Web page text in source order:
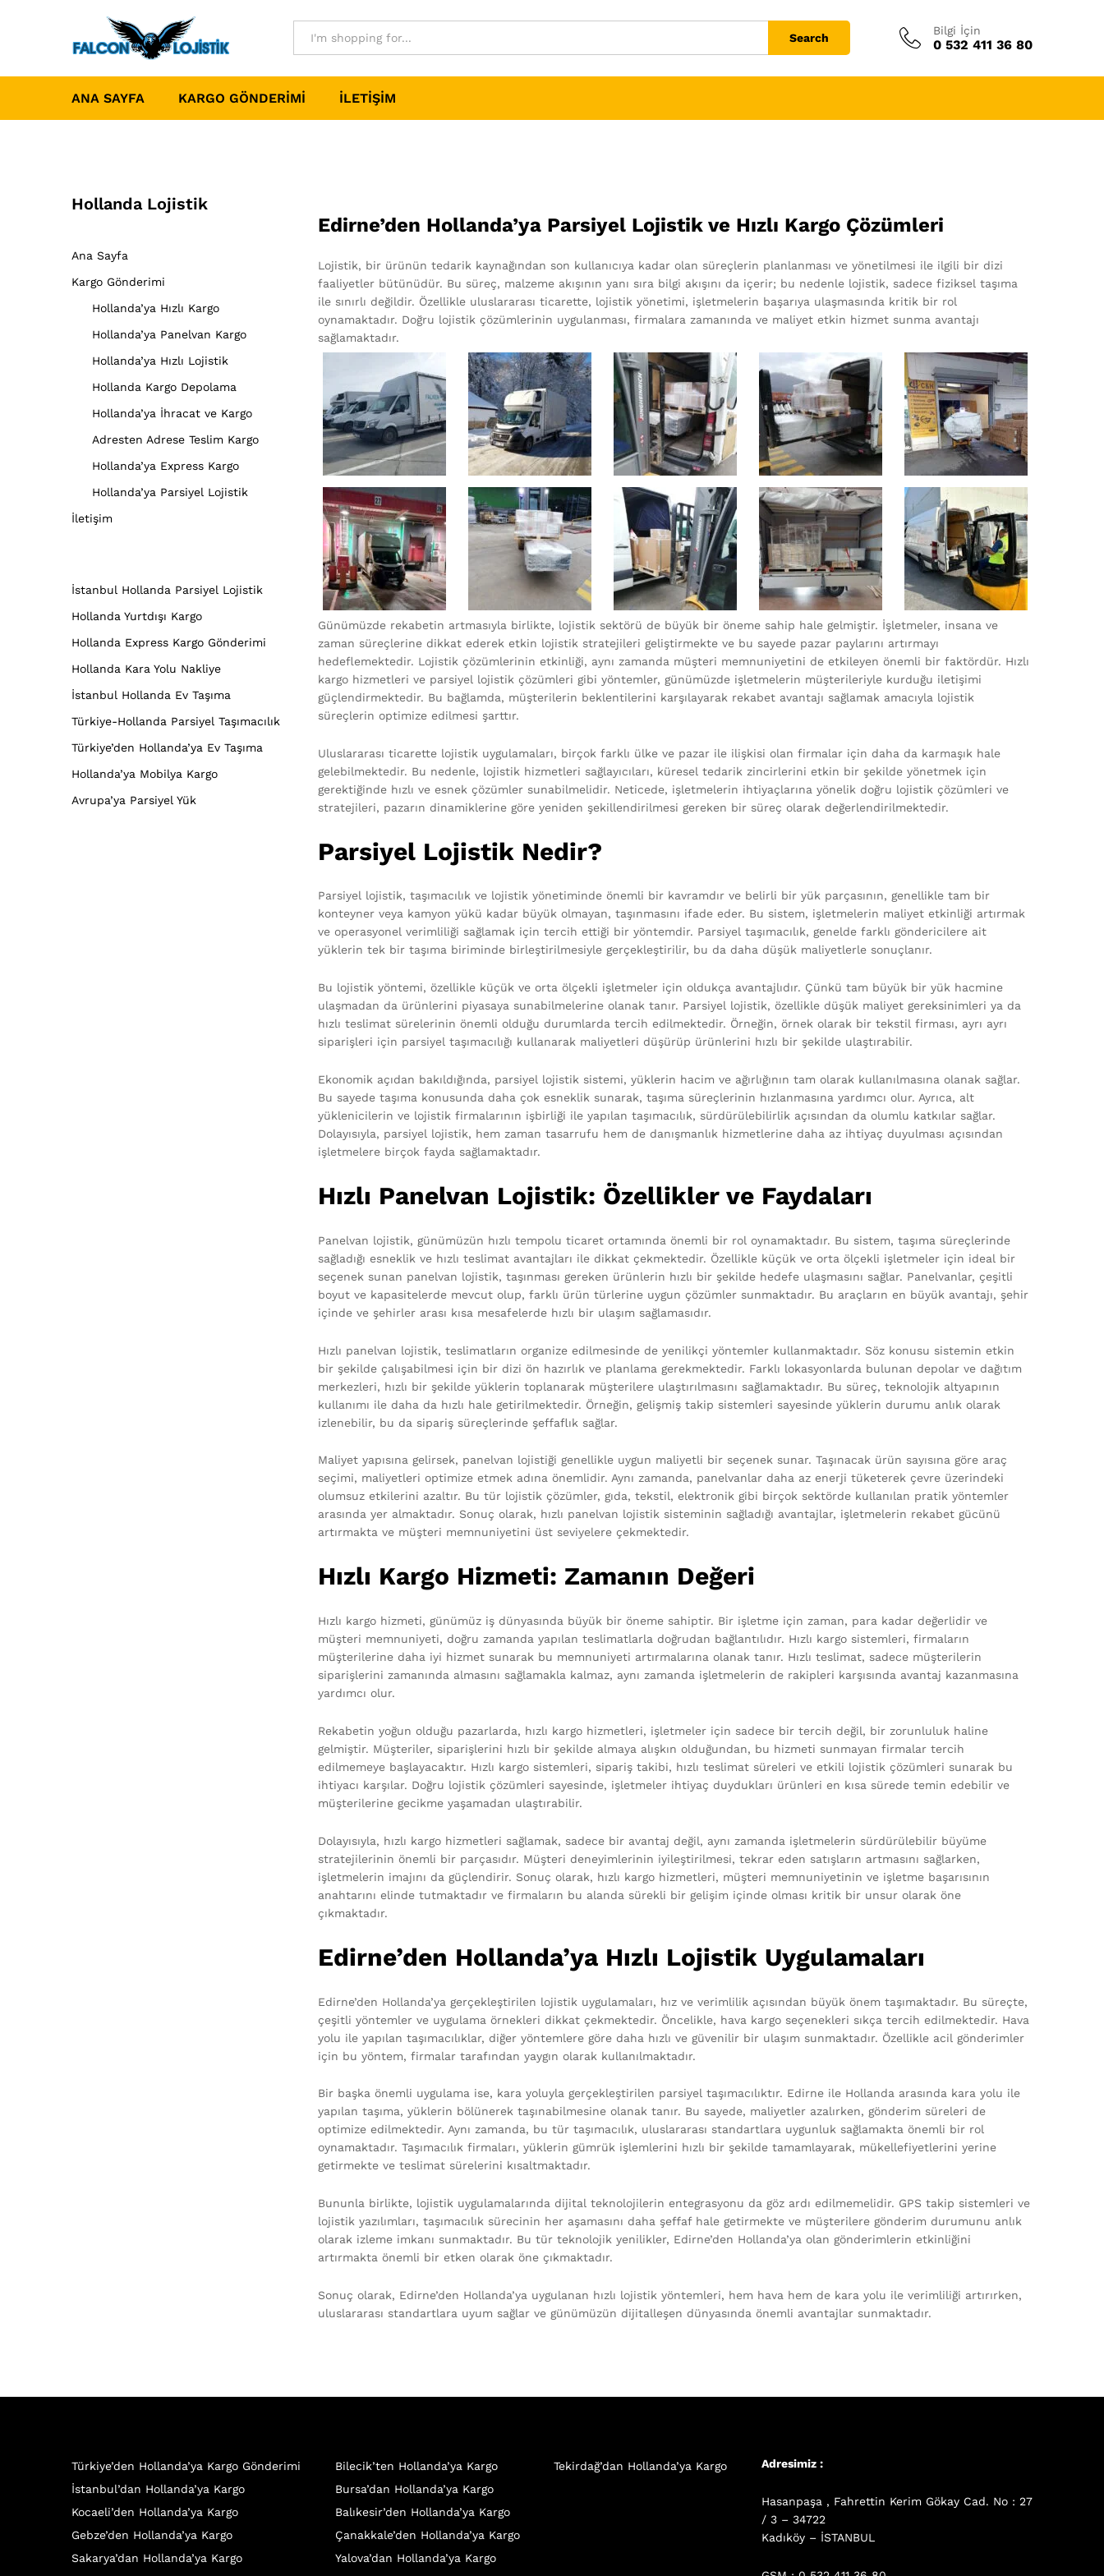
Search
Bilgi İçin
0 532 411 36 80
ANA SAYFA KARGO GÖNDERIMI İLETIŞIM
Edirne’den Hollanda’ya Parsiyel Lojistik ve Hızlı Kargo Çözümleri
Lojistik, bir ürünün tedarik kaynağından son kullanıcıya kadar olan süreçlerin planlanması ve yönetilmesi ile ilgili bir dizi
faaliyetler bütünüdür. Bu süreç, malzeme akışının yanı sıra bilgi akışını da içerir; bu nedenle lojistik, sadece fiziksel taşıma
ile sınırlı değildir. Özellikle uluslararası ticarette, lojistik yönetimi, işletmelerin başarıya ulaşmasında kritik bir rol
oynamaktadır. Doğru lojistik çözümlerinin uygulanması, firmalara zamanında ve maliyet etkin hizmet sunma avantajı
sağlamaktadır.
Günümüzde rekabetin artmasıyla birlikte, lojistik sektörü de büyük bir öneme sahip hale gelmiştir. İşletmeler, insana ve
zaman süreçlerine dikkat ederek etkin lojistik stratejileri geliştirmekte ve bu sayede pazar paylarını artırmayı
hedeflemektedir. Lojistik çözümlerinin etkinliği, aynı zamanda müşteri memnuniyetini de etkileyen önemli bir faktördür. Hızlı
kargo hizmetleri ve parsiyel lojistik çözümleri gibi yöntemler, günümüzde işletmelerin müşterileriyle kurduğu iletişimi
güçlendirmektedir. Bu bağlamda, müşterilerin beklentilerini karşılayarak rekabet avantajı sağlamak amacıyla lojistik
süreçlerin optimize edilmesi şarttır.
Uluslararası ticarette lojistik uygulamaları, birçok farklı ülke ve pazar ile ilişkisi olan firmalar için daha da karmaşık hale
gelebilmektedir. Bu nedenle, lojistik hizmetleri sağlayıcıları, küresel tedarik zincirlerini etkin bir şekilde yönetmek için
gerektiğinde hızlı ve esnek çözümler sunabilmelidir. Neticede, işletmelerin ihtiyaçlarına yönelik doğru lojistik çözümleri ve
stratejileri, pazarın dinamiklerine göre yeniden şekillendirilmesi gereken bir süreç olarak değerlendirilmektedir.
Parsiyel Lojistik Nedir?
Parsiyel lojistik, taşımacılık ve lojistik yönetiminde önemli bir kavramdır ve belirli bir yük parçasının, genellikle tam bir
konteyner veya kamyon yükü kadar büyük olmayan, taşınmasını ifade eder. Bu sistem, işletmelerin maliyet etkinliği artırmak
ve operasyonel verimliliği sağlamak için tercih ettiği bir yöntemdir. Parsiyel taşımacılık, genelde farklı göndericilere ait
yüklerin tek bir taşıma biriminde birleştirilmesiyle gerçekleştirilir, bu da daha düşük maliyetlerle sonuçlanır.
Bu lojistik yöntemi, özellikle küçük ve orta ölçekli işletmeler için oldukça avantajlıdır. Çünkü tam büyük bir yük hacmine
ulaşmadan da ürünlerini piyasaya sunabilmelerine olanak tanır. Parsiyel lojistik, özellikle düşük maliyet gereksinimleri ya da
hızlı teslimat sürelerinin önemli olduğu durumlarda tercih edilmektedir. Örneğin, örnek olarak bir tekstil firması, ayrı ayrı
siparişleri için parsiyel taşımacılığı kullanarak maliyetleri düşürüp ürünlerini hızlı bir şekilde ulaştırabilir.
Ekonomik açıdan bakıldığında, parsiyel lojistik sistemi, yüklerin hacim ve ağırlığının tam olarak kullanılmasına olanak sağlar.
Bu sayede taşıma konusunda daha çok esneklik sunarak, taşıma süreçlerinin hızlanmasına yardımcı olur. Ayrıca, alt
yüklenicilerin ve lojistik firmalarının işbirliği ile yapılan taşımacılık, sürdürülebilirlik açısından da olumlu katkılar sağlar.
Dolayısıyla, parsiyel lojistik, hem zaman tasarrufu hem de danışmanlık hizmetlerine daha az ihtiyaç duyulması açısından
işletmelere birçok fayda sağlamaktadır.
Hızlı Panelvan Lojistik: Özellikler ve Faydaları
Panelvan lojistik, günümüzün hızlı tempolu ticaret ortamında önemli bir rol oynamaktadır. Bu sistem, taşıma süreçlerinde
sağladığı esneklik ve hızlı teslimat avantajları ile dikkat çekmektedir. Özellikle küçük ve orta ölçekli işletmeler için ideal bir
seçenek sunan panelvan lojistik, taşınması gereken ürünlerin hızlı bir şekilde hedefe ulaşmasını sağlar. Panelvanlar, çeşitli
boyut ve kapasitelerde mevcut olup, farklı ürün türlerine uygun çözümler sunmaktadır. Bu araçların en büyük avantajı, şehir
içinde ve şehirler arası kısa mesafelerde hızlı bir ulaşım sağlamasıdır.
Hızlı panelvan lojistik, teslimatların organize edilmesinde de yenilikçi yöntemler kullanmaktadır. Söz konusu sistemin etkin
bir şekilde çalışabilmesi için bir dizi ön hazırlık ve planlama gerekmektedir. Farklı lokasyonlarda bulunan depolar ve dağıtım
merkezleri, hızlı bir şekilde yüklerin toplanarak müşterilere ulaştırılmasını sağlamaktadır. Bu süreç, teknolojik altyapının
kullanımı ile daha da hızlı hale getirilmektedir. Örneğin, gelişmiş takip sistemleri sayesinde yüklerin durumu anlık olarak
izlenebilir, bu da sipariş süreçlerinde şeffaflık sağlar.
Maliyet yapısına gelirsek, panelvan lojistiği genellikle uygun maliyetli bir seçenek sunar. Taşınacak ürün sayısına göre araç
seçimi, maliyetleri optimize etmek adına önemlidir. Aynı zamanda, panelvanlar daha az enerji tüketerek çevre üzerindeki
olumsuz etkilerini azaltır. Bu tür lojistik çözümler, gıda, tekstil, elektronik gibi birçok sektörde kullanılan pratik yöntemler
arasında yer almaktadır. Sonuç olarak, hızlı panelvan lojistik sisteminin sağladığı avantajlar, işletmelerin rekabet gücünü
artırmakta ve müşteri memnuniyetini üst seviyelere çekmektedir.
Hızlı Kargo Hizmeti: Zamanın Değeri
Hızlı kargo hizmeti, günümüz iş dünyasında büyük bir öneme sahiptir. Bir işletme için zaman, para kadar değerlidir ve
müşteri memnuniyeti, doğru zamanda yapılan teslimatlarla doğrudan bağlantılıdır. Hızlı kargo sistemleri, firmaların
müşterilerine daha iyi hizmet sunarak bu memnuniyeti artırmalarına olanak tanır. Hızlı teslimat, sadece müşterilerin
siparişlerini zamanında almasını sağlamakla kalmaz, aynı zamanda işletmelerin de rakipleri karşısında avantaj kazanmasına
yardımcı olur.
Rekabetin yoğun olduğu pazarlarda, hızlı kargo hizmetleri, işletmeler için sadece bir tercih değil, bir zorunluluk haline
gelmiştir. Müşteriler, siparişlerini hızlı bir şekilde almaya alışkın olduğundan, bu hizmeti sunmayan firmalar tercih
edilmemeye başlayacaktır. Hızlı kargo sistemleri, sipariş takibi, hızlı teslimat süreleri ve etkili lojistik çözümleri sunarak bu
ihtiyacı karşılar. Doğru lojistik çözümleri sayesinde, işletmeler ihtiyaç duydukları ürünleri en kısa sürede temin edebilir ve
müşterilerine gecikme yaşamadan ulaştırabilir.
Dolayısıyla, hızlı kargo hizmetleri sağlamak, sadece bir avantaj değil, aynı zamanda işletmelerin sürdürülebilir büyüme
stratejilerinin önemli bir parçasıdır. Müşteri deneyimlerinin iyileştirilmesi, tekrar eden satışların artmasını sağlarken,
işletmelerin imajını da güçlendirir. Sonuç olarak, hızlı kargo hizmetleri, müşteri memnuniyetinin ve işletme başarısının
anahtarını elinde tutmaktadır ve firmaların bu alanda sürekli bir gelişim içinde olması kritik bir unsur olarak öne
çıkmaktadır.
Edirne’den Hollanda’ya Hızlı Lojistik Uygulamaları
Edirne’den Hollanda’ya gerçekleştirilen lojistik uygulamaları, hız ve verimlilik açısından büyük önem taşımaktadır. Bu süreçte,
çeşitli yöntemler ve uygulama örnekleri dikkat çekmektedir. Öncelikle, hava kargo seçenekleri sıkça tercih edilmektedir. Hava
yolu ile yapılan taşımacılıklar, diğer yöntemlere göre daha hızlı ve güvenilir bir ulaşım sunmaktadır. Özellikle acil gönderimler
için bu yöntem, firmalar tarafından yaygın olarak kullanılmaktadır.
Bir başka önemli uygulama ise, kara yoluyla gerçekleştirilen parsiyel taşımacılıktır. Edirne ile Hollanda arasında kara yolu ile
yapılan taşıma, yüklerin bölünerek taşınabilmesine olanak tanır. Bu sayede, maliyetler azalırken, gönderim süreleri de
optimize edilmektedir. Aynı zamanda, bu tür taşımacılık, uluslararası standartlara uygunluk sağlamakta önemli bir rol
oynamaktadır. Taşımacılık firmaları, yüklerin gümrük işlemlerini hızlı bir şekilde tamamlayarak, mükellefiyetlerini yerine
getirmekte ve teslimat sürelerini kısaltmaktadır.
Bununla birlikte, lojistik uygulamalarında dijital teknolojilerin entegrasyonu da göz ardı edilmemelidir. GPS takip sistemleri ve
lojistik yazılımları, taşımacılık sürecinin her aşamasını daha şeffaf hale getirmekte ve müşterilere gönderim durumunu anlık
olarak izleme imkanı sunmaktadır. Bu tür teknolojik yenilikler, Edirne’den Hollanda’ya olan gönderimlerin etkinliğini
artırmakta önemli bir etken olarak öne çıkmaktadır.
Sonuç olarak, Edirne’den Hollanda’ya uygulanan hızlı lojistik yöntemleri, hem hava hem de kara yolu ile verimliliği artırırken,
uluslararası standartlara uyum sağlar ve günümüzün dijitalleşen dünyasında önemli avantajlar sunmaktadır.
Hollanda Lojistik
Ana Sayfa
Kargo Gönderimi
Hollanda’ya Hızlı Kargo
Hollanda’ya Panelvan Kargo
Hollanda’ya Hızlı Lojistik
Hollanda Kargo Depolama
Hollanda’ya İhracat ve Kargo
Adresten Adrese Teslim Kargo
Hollanda’ya Express Kargo
Hollanda’ya Parsiyel Lojistik
İletişim
İstanbul Hollanda Parsiyel Lojistik
Hollanda Yurtdışı Kargo
Hollanda Express Kargo Gönderimi
Hollanda Kara Yolu Nakliye
İstanbul Hollanda Ev Taşıma
Türkiye-Hollanda Parsiyel Taşımacılık
Türkiye’den Hollanda’ya Ev Taşıma
Hollanda’ya Mobilya Kargo
Avrupa’ya Parsiyel Yük
Türkiye’den Hollanda’ya Kargo Gönderimi
İstanbul’dan Hollanda’ya Kargo
Kocaeli’den Hollanda’ya Kargo
Gebze’den Hollanda’ya Kargo
Sakarya’dan Hollanda’ya Kargo
Bilecik’ten Hollanda’ya Kargo
Bursa’dan Hollanda’ya Kargo
Balıkesir’den Hollanda’ya Kargo
Çanakkale’den Hollanda’ya Kargo
Yalova’dan Hollanda’ya Kargo
Tekirdağ’dan Hollanda’ya Kargo Adresimiz :
Hasanpaşa , Fahrettin Kerim Gökay Cad. No : 27
/ 3 – 34722
Kadıköy – İSTANBUL